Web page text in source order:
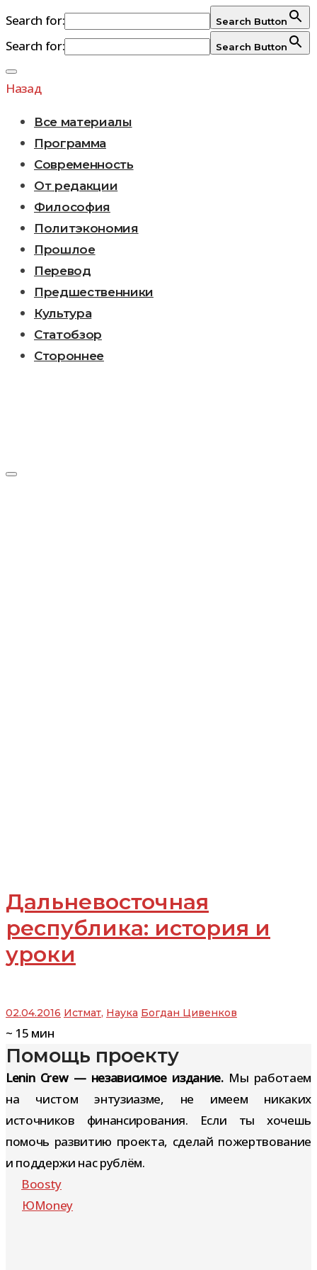
Search for: Search Button
Search for: Search Button
Перейти
к
Назад
Все материалы
Программа
Современность
От редакции
Философия
Политэкономия
Прошлое
Перевод
Предшественники
Культура
Статобзор
Стороннее
Дальневосточная
республика: история и
уроки
02.04.2016 Истмат, Наука Богдан Цивенков
~ 15 мин
Помощь проекту
Lenin Crew — независимое издание.Мы работаем
на чистом энтузиазме, не имеем никаких
источников финансирования. Если ты хочешь
помочь развитию проекта, сделай пожертвование
и поддержи нас рублём.
Boosty
ЮMoney